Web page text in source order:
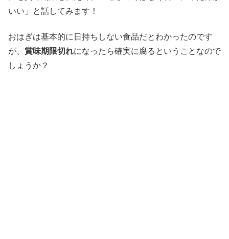
いい」と話してみます！
おはぎは基本的に日持ちしない食品だとわかったのです
が、 賞味期限切れになったら確実に腐るということなので
しょうか？